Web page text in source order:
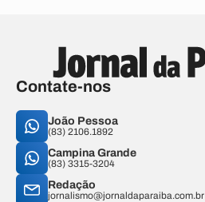
Contate-nos
João Pessoa
(83) 2106.1892
Campina Grande
(83) 3315-3204
Redação
jornalismo@jornaldaparaiba.com.br